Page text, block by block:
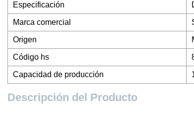
Especificación
Marca comercial
Origen
Código hs
Capacidad de producción
Descripción del Producto